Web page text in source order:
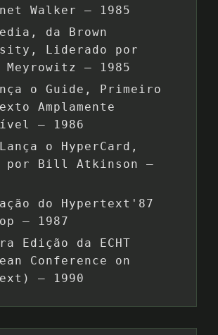
Walker – 1985
da Brown
Liderado por
Meyrowitz – 1985
o Guide, Primeiro
Amplamente
– 1986
o HyperCard,
por Bill Atkinson –
do Hypertext'87
– 1987
Edição da ECHT
Conference on
– 1990